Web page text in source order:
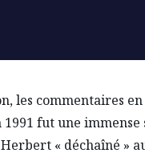
les commentaires
1991 fut une
Herbert « déchaîné »